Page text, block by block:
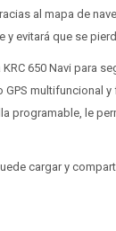
al mapa de
y evitará que se
650 Navi para
multifuncional y
programable, le
cargar y